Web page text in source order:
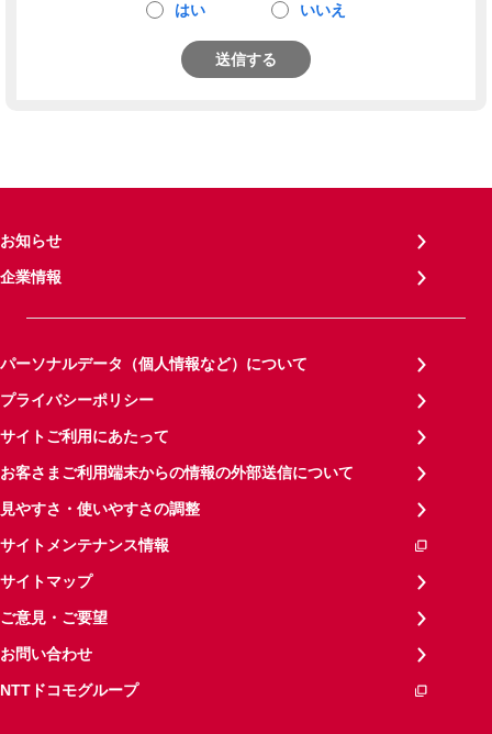
はい いいえ
送信する
お知らせ
企業情報
パーソナルデータ（個人情報など）について
プライバシーポリシー
サイトご利用にあたって
お客さまご利用端末からの情報の外部送信について
見やすさ・使いやすさの調整
サイトメンテナンス情報
サイトマップ
ご意見・ご要望
お問い合わせ
NTTドコモグループ